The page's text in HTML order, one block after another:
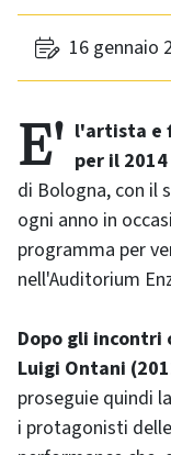
16 gennaio
E' l'artista e fotografo Franco Vaccari l'ospite per il
di Bologna, con il
ogni anno in
programma per
nell'Auditorium
Dopo gli incontri
Luigi Ontani
proseguie quindi
i protagonisti